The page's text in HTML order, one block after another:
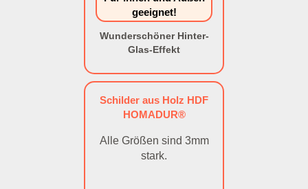
geeignet!
Wunderschöner Hinter-
Glas-Effekt
Schilder aus Holz HDF
HOMADUR®
Alle Größen sind 3mm
stark.